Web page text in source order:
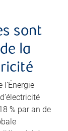
sont
la
% par an de